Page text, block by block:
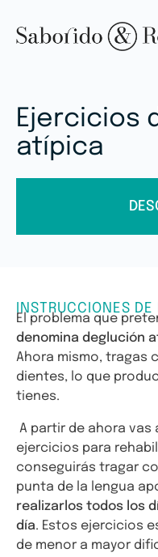
Ejercicios
atípica
INSTRUCCIONES
El problema que
denomina deglución
Ahora mismo, tragas
dientes, lo que
tienes.
A partir de ahora vas
ejercicios para
conseguirás tragar
punta de la lengua
realizarlos todos los
día. Estos ejercicios
de menor a mayor